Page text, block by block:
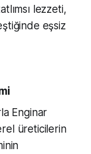
lezzeti,
eşsiz
Enginar
üreticilerin